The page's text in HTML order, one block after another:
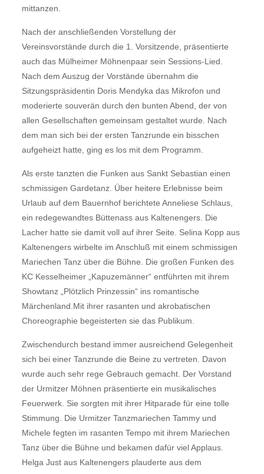
mittanzen.
Nach der anschließenden Vorstellung der
Vereinsvorstände durch die 1. Vorsitzende, präsentierte
auch das Mülheimer Möhnenpaar sein Sessions-Lied.
Nach dem Auszug der Vorstände übernahm die
Sitzungspräsidentin Doris Mendyka das Mikrofon und
moderierte souverän durch den bunten Abend, der von
allen Gesellschaften gemeinsam gestaltet wurde. Nach
dem man sich bei der ersten Tanzrunde ein bisschen
aufgeheizt hatte, ging es los mit dem Programm.
Als erste tanzten die Funken aus Sankt Sebastian einen
schmissigen Gardetanz. Über heitere Erlebnisse beim
Urlaub auf dem Bauernhof berichtete Anneliese Schlaus,
ein redegewandtes Büttenass aus Kaltenengers. Die
Lacher hatte sie damit voll auf ihrer Seite. Selina Kopp aus
Kaltenengers wirbelte im Anschluß mit einem schmissigen
Mariechen Tanz über die Bühne. Die großen Funken des
KC Kesselheimer „Kapuzemänner“ entführten mit ihrem
Showtanz „Plötzlich Prinzessin“ ins romantische
Märchenland.Mit ihrer rasanten und akrobatischen
Choreographie begeisterten sie das Publikum.
Zwischendurch bestand immer ausreichend Gelegenheit
sich bei einer Tanzrunde die Beine zu vertreten. Davon
wurde auch sehr rege Gebrauch gemacht. Der Vorstand
der Urmitzer Möhnen präsentierte ein musikalisches
Feuerwerk. Sie sorgten mit ihrer Hitparade für eine tolle
Stimmung. Die Urmitzer Tanzmariechen Tammy und
Michele fegten im rasanten Tempo mit ihrem Mariechen
Tanz über die Bühne und bekamen dafür viel Applaus.
Helga Just aus Kaltenengers plauderte aus dem